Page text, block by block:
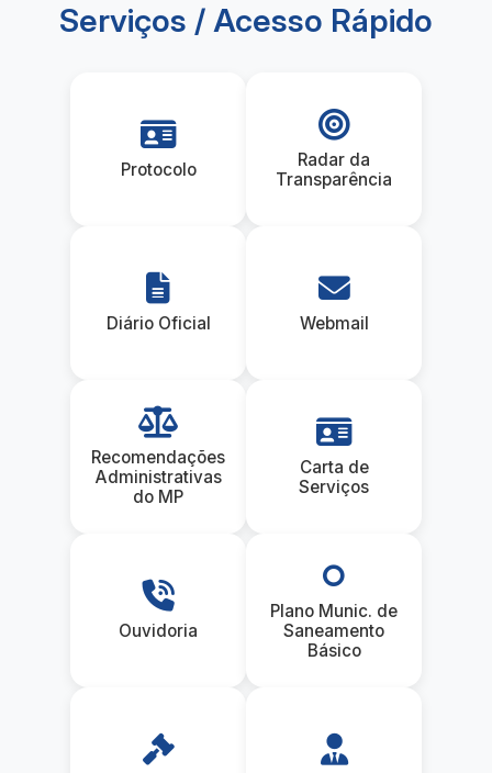
Serviços / Acesso Rápido
Protocolo
Radar da
Transparência
Diário Oficial Webmail
Recomendações
Administrativas
do MP
Carta de
Serviços
Ouvidoria
Plano Munic. de
Saneamento
Básico